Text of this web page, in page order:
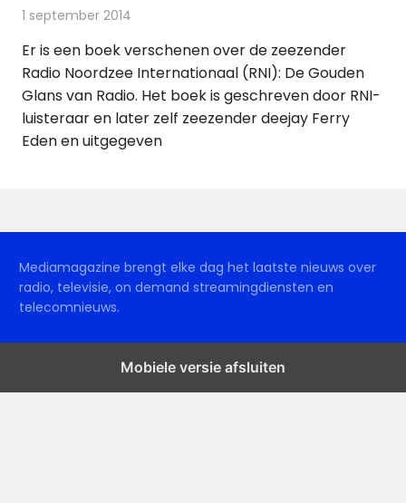
1 september 2014
Er is een boek verschenen over de zeezender
Radio Noordzee Internationaal (RNI): De Gouden
Glans van Radio. Het boek is geschreven door RNI-
luisteraar en later zelf zeezender deejay Ferry
Eden en uitgegeven
Mediamagazine brengt elke dag het laatste nieuws over
radio, televisie, on demand streamingdiensten en
telecomnieuws.
Mobiele versie afsluiten